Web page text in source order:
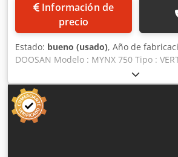
Información de
precio
Estado: bueno (usado), Año de
DOOSAN Modelo : MYNX 750 Tipo :
FANUC 21 iMB Horas : 7.300 h
1600 x 750 mm Recorrido X : 1500 mm
mm Recorrido Z : 650 mm Velocidad
rpm Tipo cono : BT 40 Numero de
Crodpfx Anst H Nbuoisf Equipado con